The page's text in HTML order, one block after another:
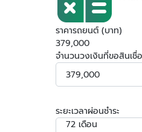
ราคารถยนต์ (บาท)
379,000
จำนวนวงเงินที่ขอสินเชื่
ระยะเวลาผ่อนชำระ
72 เดือน